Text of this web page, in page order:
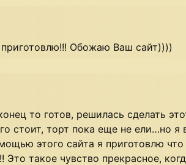
приготовлю!!! Обожаю Ваш сайт))))
то готов, решилась сделать
стоит, торт пока еще не ели…но
этого сайта я приготовлю
Это такое чувство прекрасное,